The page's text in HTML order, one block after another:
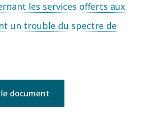
les services offerts aux
un trouble du spectre de
document